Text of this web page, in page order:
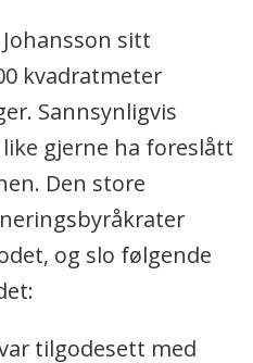
sitt
kvadratmeter
Sannsynligvis
gjerne ha foreslått
Den store
og slo følgende
tilgodesett med